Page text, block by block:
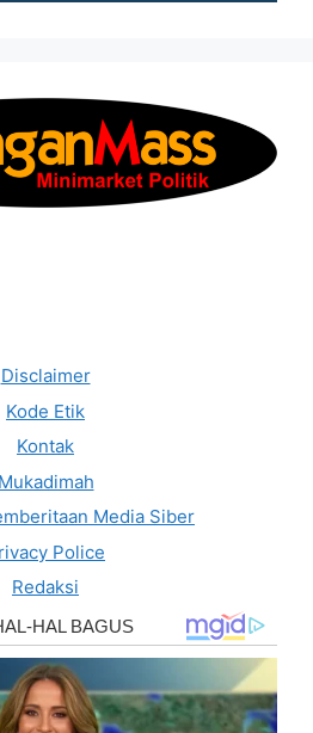
Disclaimer
Kode Etik
Kontak
Mukadimah
Media Siber
Police
Redaksi